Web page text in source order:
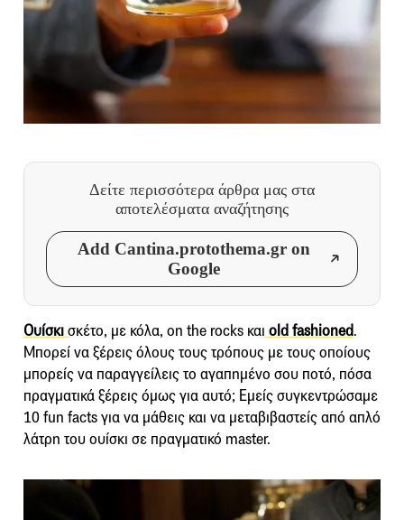
Δείτε περισσότερα άρθρα μας στα
αποτελέσματα αναζήτησης
Add Cantina.protothema.gr on
Google
Ουίσκισκέτο, με κόλα, on the rocks και old fashioned.
Μπορεί να ξέρεις όλους τους τρόπους με τους οποίους
μπορείς να παραγγείλεις το αγαπημένο σου ποτό, πόσα
πραγματικά ξέρεις όμως για αυτό; Εμείς συγκεντρώσαμε
10 fun facts για να μάθεις και να μεταβιβαστείς από απλό
λάτρη του ουίσκι σε πραγματικό master.